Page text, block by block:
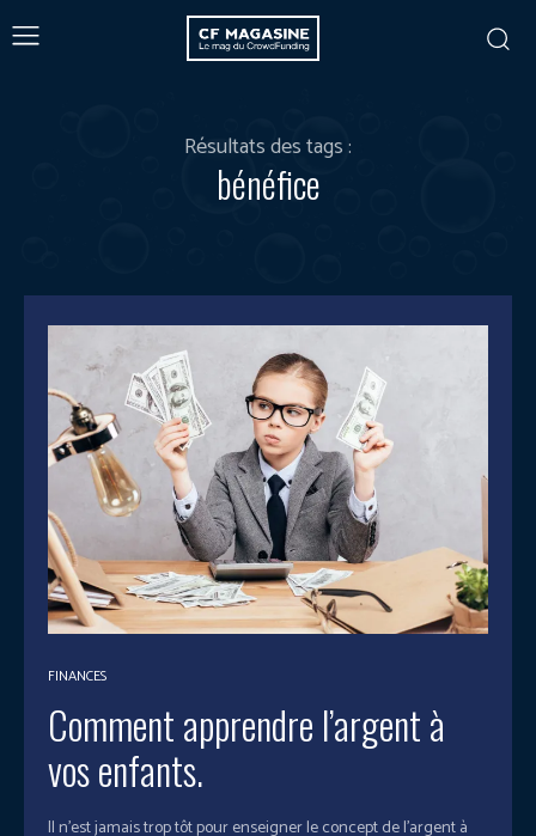
Résultats des tags :
bénéfice
FINANCES
Comment apprendre l’argent à
vos enfants.
Il n’est jamais trop tôt pour enseigner le concept de l'argent à